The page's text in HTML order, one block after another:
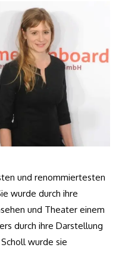
und renommiertesten
wurde durch ihre
und Theater einem
durch ihre Darstellung
wurde sie